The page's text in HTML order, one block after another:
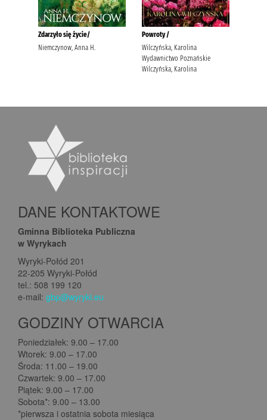
DANE KONTAKTOWE
Gminna Biblioteka Publiczna
w Wyrykach
Wyryki-Połód 201
22-205 Wyryki-Połód
tel.: 508 199 120
e-mail: gbp@wyryki.eu
GODZINY OTWARCIA
Poniedziałek: 9.00 – 17.00
Wtorek: 9.00 – 17.00
Środa: 11.00 – 19.00
Czwartek: 9.00 – 17.00
Piątek: 9.00 – 17.00
Sobota*: 9.00 – 13.00
*pierwsza i ostatnia sobota miesiąca